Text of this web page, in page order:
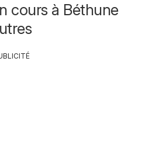
cours à Béthune